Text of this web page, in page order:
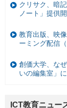
クリサク、暗
ノート」提供
教育出版、映
ーミング配信
創価大学、な
いの編集室」
ICT教育ニュー